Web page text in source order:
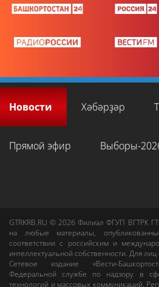
Новости Хәбәрҙәр
Прямой эфир Выборы-
GTRKRB.RU © 2026Филиал ФГУП ВГТРК
на любые материалы,
соответствии с российским и
интеллектуальной собственности. Для
Сетевое издание «Вести-
Федеральной службе по надзору в
технологий и массовых коммуникаций.